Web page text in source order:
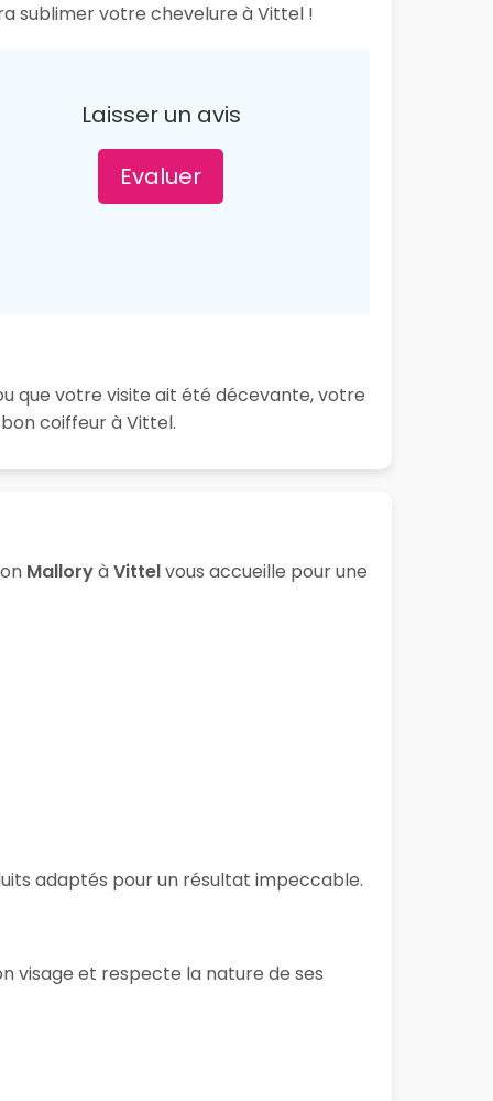
sublimer votre chevelure à Vittel !
Laisser un avis
Evaluer
que votre visite ait été décevante, votre
coiffeur à Vittel.
MalloryàVittelvous accueille pour une
adaptés pour un résultat impeccable.
visage et respecte la nature de ses